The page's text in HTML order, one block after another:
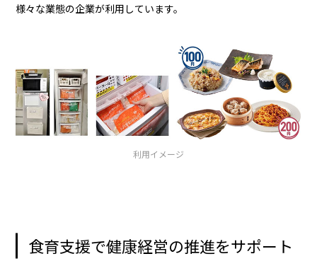
様々な業態の企業が利用しています。
利用イメージ
食育支援で健康経営の推進をサポート